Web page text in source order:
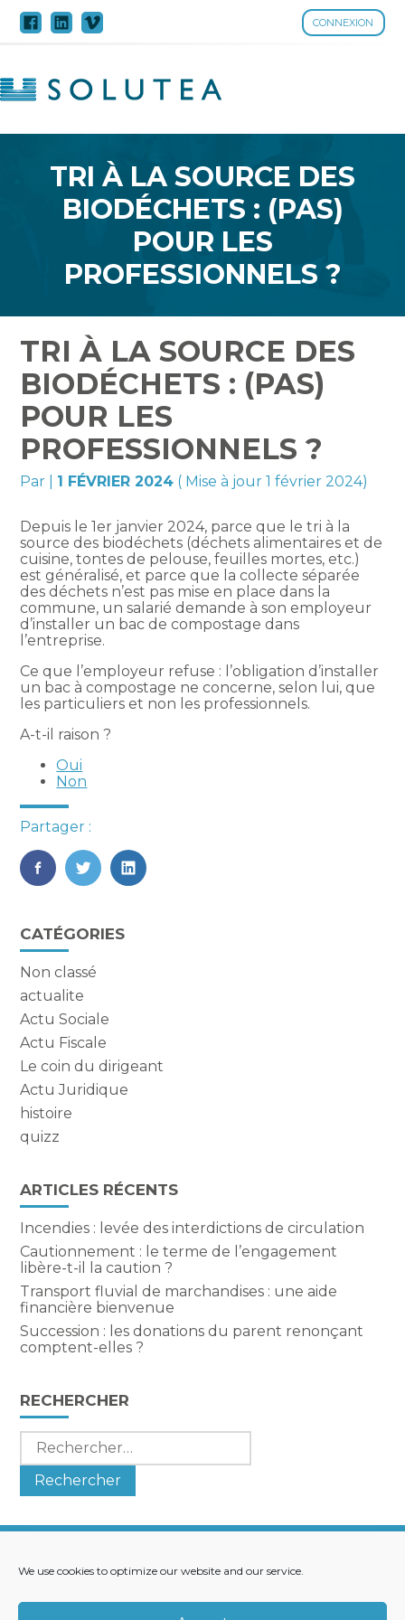
We use cookies to optimize our website and our service.
CONNEXION
Aller
TRI À LA SOURCE DES
BIODÉCHETS : (PAS)
POUR LES
PROFESSIONNELS ?
TRI À LA SOURCE DES
BIODÉCHETS : (PAS)
POUR LES
PROFESSIONNELS ?
Par 1 FÉVRIER 2024 ( Mise à jour 1 février 2024)
Depuis le 1er janvier 2024, parce que le tri à la
source des biodéchets (déchets alimentaires et de
cuisine, tontes de pelouse, feuilles mortes, etc.)
est généralisé, et parce que la collecte séparée
des déchets n’est pas mise en place dans la
commune, un salarié demande à son employeur
d’installer un bac de compostage dans
l’entreprise.
Ce que l’employeur refuse : l’obligation d’installer
un bac à compostage ne concerne, selon lui, que
les particuliers et non les professionnels.
A-t-il raison ?
Oui
Non
Partager :
FaceBook
TwitterLinkedIn
Blog
sidebar
CATÉGORIES
Non classé
actualite
Actu Sociale
Actu Fiscale
Le coin du dirigeant
Actu Juridique
histoire
quizz
ARTICLES RÉCENTS
Incendies : levée des interdictions de circulation
Cautionnement : le terme de l’engagement
libère-t-il la caution ?
Transport fluvial de marchandises : une aide
financière bienvenue
Succession : les donations du parent renonçant
comptent-elles ?
RECHERCHER
Rechercher :
Principale